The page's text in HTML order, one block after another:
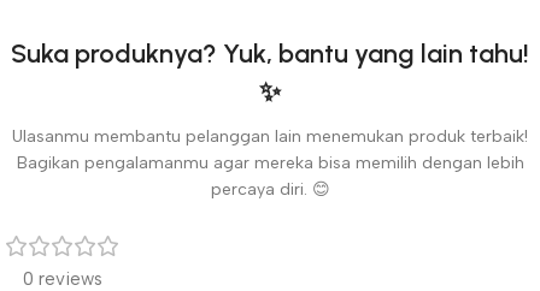
Suka produknya? Yuk, bantu yang lain tahu!
✨
Ulasanmu membantu pelanggan lain menemukan produk terbaik!
Bagikan pengalamanmu agar mereka bisa memilih dengan lebih
percaya diri. 😊
0 reviews